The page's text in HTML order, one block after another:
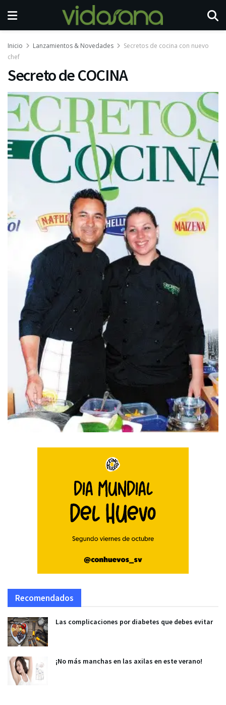
Inicio Lanzamientos & Novedades
Secretos de cocina con nuevo
chef
Secreto de COCINA
Recomendados
Las complicaciones por diabetes que debes evitar
¡No más manchas en las axilas en este verano!